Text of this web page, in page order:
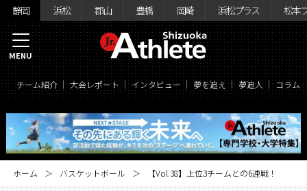
静岡 浜松 郡山 豊橋 岡崎 浜松プラス 松本
チーム紹介 大会レポート インタビュー 夢を追え 夢追人 コラム
MENU
ホーム バスケットボール 【Vol.38】上位3チームとの6連戦！